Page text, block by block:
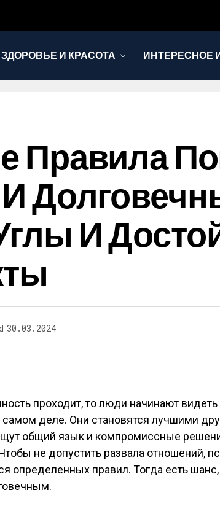
ЗДОРОВЬЕ И КРАСОТА ИНТЕРЕСНОЕ
Правила
И
30.03.2024
проходит, то люди начинают видеть
самом деле. Они становятся лучшими
общий язык и компромиссные
не допустить развала отношений,
определенных правил. Тогда есть шанс,